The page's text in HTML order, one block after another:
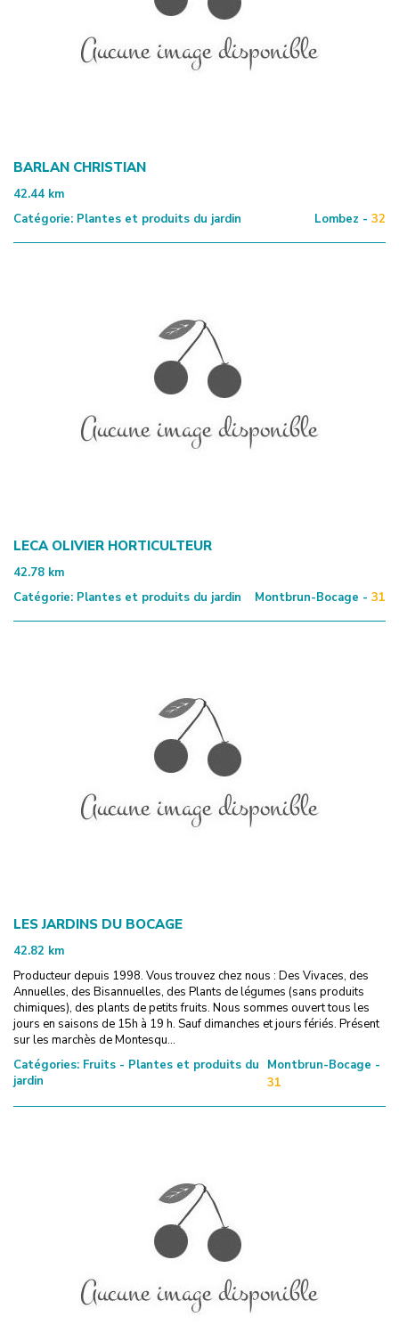
BARLAN CHRISTIAN
42.44 km
Catégorie: Plantes et produits du jardin Lombez - 32
LECA OLIVIER HORTICULTEUR
42.78 km
Catégorie: Plantes et produits du jardin Montbrun-Bocage - 31
LES JARDINS DU BOCAGE
42.82 km
Producteur depuis 1998. Vous trouvez chez nous : Des Vivaces, des
Annuelles, des Bisannuelles, des Plants de légumes (sans produits
chimiques), des plants de petits fruits. Nous sommes ouvert tous les
jours en saisons de 15h à 19 h. Sauf dimanches et jours fériés. Présent
sur les marchès de Montesqu...
Catégories: Fruits - Plantes et produits du
jardin
Montbrun-Bocage -
31